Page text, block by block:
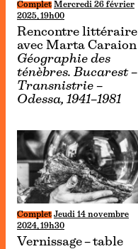
Complet Mercredi 26 février
2025, 19h00
Rencontre littéraire
avec Marta Caraion
Géographie des
ténèbres. Bucarest –
Transnistrie –
Odessa, 1941–1981
Complet Jeudi 14 novembre
2024, 19h30
Vernissage – table